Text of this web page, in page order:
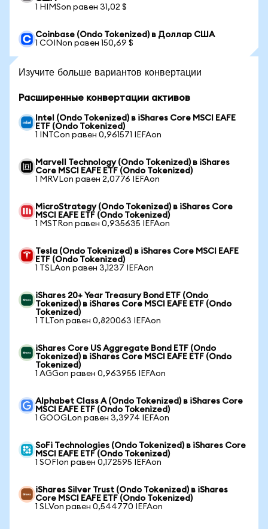
1 HIMSon равен 31,02 $
Coinbase (Ondo Tokenized) в Доллар США
1 COINon равен 150,69 $
Изучите больше вариантов конвертации
Расширенные конвертации активов
Intel (Ondo Tokenized) в iShares Core MSCI EAFE
ETF (Ondo Tokenized)
1 INTCon равен 0,961571 IEFAon
Marvell Technology (Ondo Tokenized) в iShares
Core MSCI EAFE ETF (Ondo Tokenized)
1 MRVLon равен 2,0776 IEFAon
MicroStrategy (Ondo Tokenized) в iShares Core
MSCI EAFE ETF (Ondo Tokenized)
1 MSTRon равен 0,935635 IEFAon
Tesla (Ondo Tokenized) в iShares Core MSCI EAFE
ETF (Ondo Tokenized)
1 TSLAon равен 3,1237 IEFAon
iShares 20+ Year Treasury Bond ETF (Ondo
Tokenized) в iShares Core MSCI EAFE ETF (Ondo
Tokenized)
1 TLTon равен 0,820063 IEFAon
iShares Core US Aggregate Bond ETF (Ondo
Tokenized) в iShares Core MSCI EAFE ETF (Ondo
Tokenized)
1 AGGon равен 0,963955 IEFAon
Alphabet Class A (Ondo Tokenized) в iShares Core
MSCI EAFE ETF (Ondo Tokenized)
1 GOOGLon равен 3,3974 IEFAon
SoFi Technologies (Ondo Tokenized) в iShares Core
MSCI EAFE ETF (Ondo Tokenized)
1 SOFIon равен 0,172595 IEFAon
iShares Silver Trust (Ondo Tokenized) в iShares
Core MSCI EAFE ETF (Ondo Tokenized)
1 SLVon равен 0,544770 IEFAon